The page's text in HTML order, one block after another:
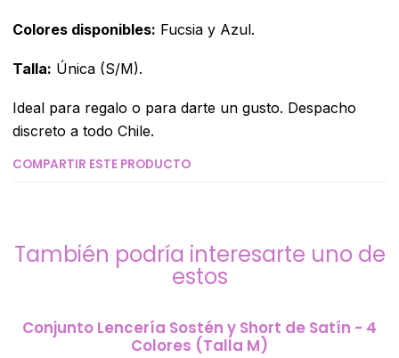
Colores disponibles: Fucsia y Azul.
Talla: Única (S/M).
Ideal para regalo o para darte un gusto. Despacho
discreto a todo Chile.
COMPARTIR ESTE PRODUCTO
También podría interesarte uno de
estos
Conjunto Lencería Sostén y Short de Satín - 4
Colores (Talla M)